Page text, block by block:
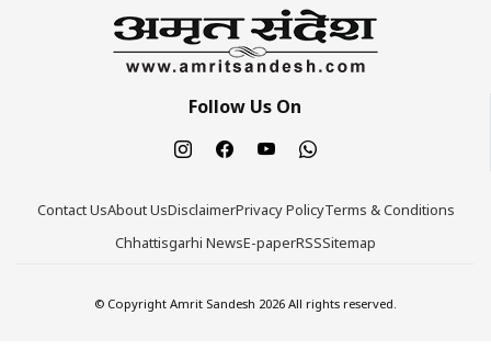
Follow Us On
Contact UsAbout UsDisclaimerPrivacy PolicyTerms & Conditions
Chhattisgarhi NewsE-paperRSSSitemap
© Copyright Amrit Sandesh 2026 All rights reserved.